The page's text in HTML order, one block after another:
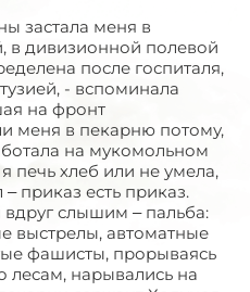
застала меня в
в дивизионной полевой
после госпиталя,
- вспоминала
на фронт
меня в пекарню потому,
на мукомольном
печь хлеб или не умела,
приказ есть приказ.
слышим – пальба:
выстрелы, автоматные
фашисты, прорываясь
лесам, нарывались на